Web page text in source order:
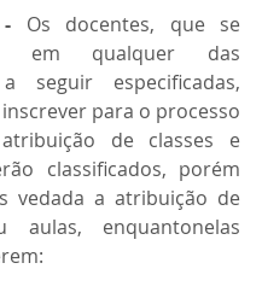
Os docentes, que se
em qualquer das
seguir especificadas,
para o processo
de classes e
classificados, porém
vedada a atribuição de
aulas, enquantonelas